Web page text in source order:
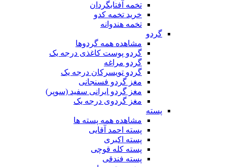
تخمه آفتابگردان
خرید تخمه کدو
تخمه هندوانه
گردو
مشاهده همه گردوها
گردو پوست کاغذی درجه یک
گردو مراغه
گردو تویسرکان درجه یک
مغز گردو فسنجانی
مغز گردو ایرانی سفید (سوپر)
مغز گردوی درجه یک
پسته
مشاهده همه پسته ها
پسته احمد آقایی
پسته اکبری
پسته کله قوچی
پسته فندقی